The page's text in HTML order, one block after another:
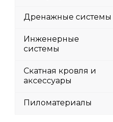
Дренажные системы
Инженерные
системы
Скатная кровля и
аксессуары
Пиломатериалы